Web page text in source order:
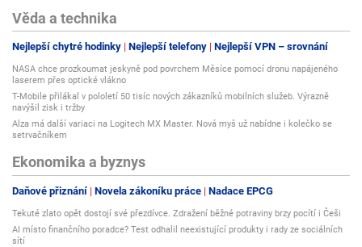
Věda a technika
Nejlepší chytré hodinky Nejlepší telefony Nejlepší VPN – srovnání
NASA chce prozkoumat jeskyně pod povrchem Měsíce pomocí dronu napájeného
laserem přes optické vlákno
T-Mobile přilákal v pololetí 50 tisíc nových zákazníků mobilních služeb. Výrazně
navýšil zisk i tržby
Alza má další variaci na Logitech MX Master. Nová myš už nabídne i kolečko se
setrvačníkem
Ekonomika a byznys
Daňové přiznání Novela zákoníku práce Nadace EPCG
Tekuté zlato opět dostojí své přezdívce. Zdražení běžné potraviny brzy pocítí i Češi
AI místo finančního poradce? Test odhalil neexistující produkty i rady ze sociálních
sítí